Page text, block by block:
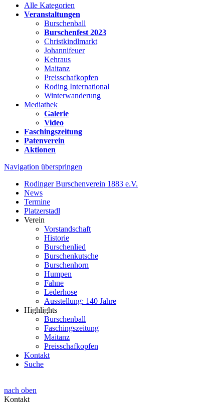
Alle Kategorien
Veranstaltungen
Burschenball
Burschenfest 2023
Christkindlmarkt
Johannifeuer
Kehraus
Maitanz
Preisschafkopfen
Roding International
Winterwanderung
Mediathek
Galerie
Video
Faschingszeitung
Patenverein
Aktionen
Navigation überspringen
Rodinger Burschenverein 1883 e.V.
News
Termine
Platzerstadl
Verein
Vorstandschaft
Historie
Burschenlied
Burschenkutsche
Burschenhorn
Humpen
Fahne
Lederhose
Ausstellung: 140 Jahre
Highlights
Burschenball
Faschingszeitung
Maitanz
Preisschafkopfen
Kontakt
Suche
nach oben
Kontakt